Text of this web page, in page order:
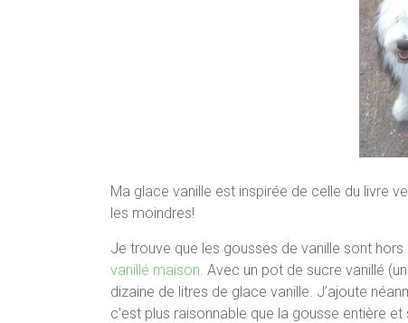
Ma glace vanille est inspirée de celle du livre
les moindres!
Je trouve que les gousses de vanille sont
vanillé maison. Avec un pot de sucre vanillé
dizaine de litres de glace vanille. J’ajoute
c’est plus raisonnable que la gousse entière